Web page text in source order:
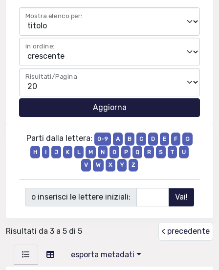
Mostra elenco per:
in ordine:
Risultati/Pagina
Parti dalla lettera: 0-9 A B C D E F
G
H
I J K L M N O P Q R S T
U
V
W X Y Z
o inserisci le lettere iniziali:
Risultati da 3 a 5 di 5 < precedente
esporta metadati